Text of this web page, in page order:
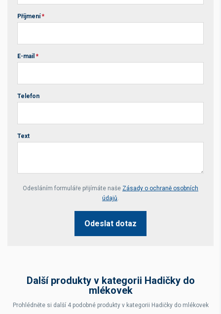
Příjmení *
E-mail *
Telefon
Text
Your website *
Odesláním formuláře přijímáte naše Zásady o ochraně osobních
údajů.
Odeslat dotaz
Další produkty v kategorii Hadičky do
mlékovek
Prohlédněte si další 4 podobné produkty v kategorii Hadičky do mlékovek